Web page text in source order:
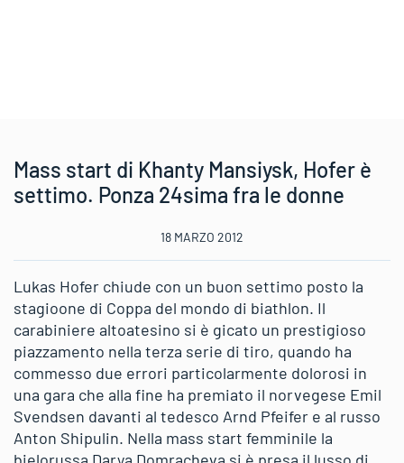
Mass start di Khanty Mansiysk, Hofer è
settimo. Ponza 24sima fra le donne
18 MARZO 2012
Lukas Hofer chiude con un buon settimo posto la
stagioone di Coppa del mondo di biathlon. Il
carabiniere altoatesino si è gicato un prestigioso
piazzamento nella terza serie di tiro, quando ha
commesso due errori particolarmente dolorosi in
una gara che alla fine ha premiato il norvegese Emil
Svendsen davanti al tedesco Arnd Pfeifer e al russo
Anton Shipulin. Nella mass start femminile la